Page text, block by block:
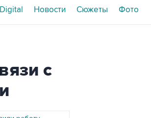
Digital Новости Сюжеты Фото
с